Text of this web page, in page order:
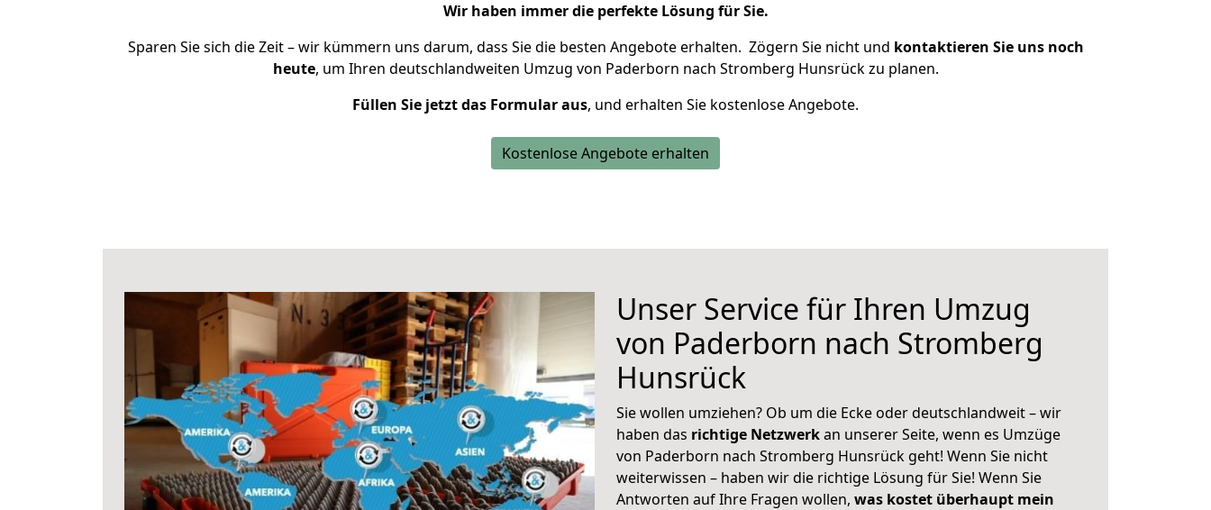
Wir haben immer die perfekte Lösung für Sie.
Sparen Sie sich die Zeit – wir kümmern uns darum, dass Sie die besten Angebote erhalten. Zögern Sie nicht und kontaktieren Sie uns noch
heute, um Ihren deutschlandweiten Umzug von Paderborn nach Stromberg Hunsrück zu planen.
Füllen Sie jetzt das Formular aus, und erhalten Sie kostenlose Angebote.
Kostenlose Angebote erhalten
Unser Service für Ihren Umzug
von Paderborn nach Stromberg
Hunsrück
Sie wollen umziehen? Ob um die Ecke oder deutschlandweit – wir
haben das richtige Netzwerkan unserer Seite, wenn es Umzüge
von Paderborn nach Stromberg Hunsrück geht! Wenn Sie nicht
weiterwissen – haben wir die richtige Lösung für Sie! Wenn Sie
Antworten auf Ihre Fragen wollen, was kostet überhaupt mein